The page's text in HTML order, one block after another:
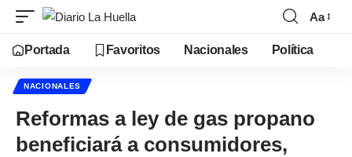
Aa
Portada Favoritos Nacionales Política
NACIONALES
Reformas a ley de gas propano
beneficiará a consumidores,